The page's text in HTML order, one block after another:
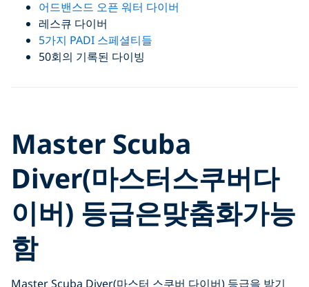
어드밴스드 오픈 워터 다이버
레스큐 다이버
5가지 PADI 스페셜티들
50회의 기록된 다이빙
YouTube video
Master Scuba
Diver(마스터스쿠버다
이버) 등급은맞춤화가능
함
Master Scuba Diver(마스터 스쿠버 다이버) 등급을 받기